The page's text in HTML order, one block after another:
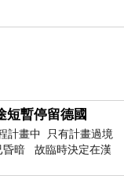
拉麵店旁的樓梯
短暫停留德國
計畫中 只有計畫過境
昏暗 故臨時決定在漢